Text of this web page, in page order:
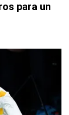
para un